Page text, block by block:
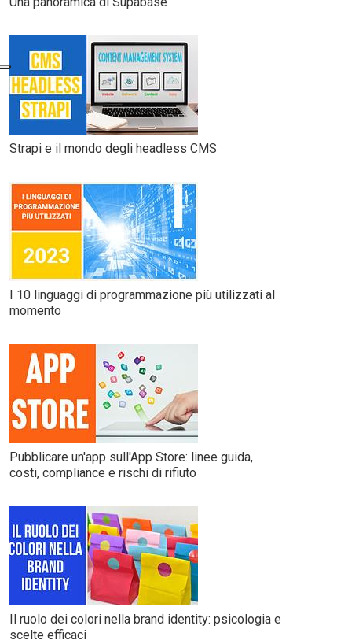
Strapi e il mondo degli headless CMS
I 10 linguaggi di programmazione più utilizzati al
momento
Pubblicare un'app sull'App Store: linee guida,
costi, compliance e rischi di rifiuto
Il ruolo dei colori nella brand identity: psicologia e
scelte efficaci